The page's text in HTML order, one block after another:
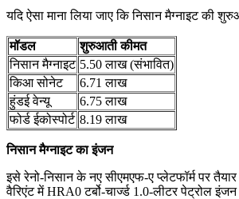
यदि ऐसा माना लिया जाए कि निसान मैग्नाइट की
मॉडल
शुरुआती कीमत
निसान मैग्नाइट 5.50 लाख (संभावित)
किआ सोनेट
6.71 लाख
हुंडई वेन्यू
6.75 लाख
फोर्ड ईकोस्पोर्ट 8.19 लाख
निसान मैग्नाइट का इंजन
इसे रेनो-निसान के नए सीएमएफ-ए प्लेटफॉर्म पर
वैरिएंट में HRA0 टर्बो-चार्ज्ड 1.0-लीटर पेट्रोल